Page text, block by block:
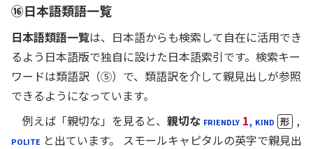
⑯日本語類語一覧
日本語類語一覧は、日本語からも検索して自在に活用でき
るよう日本語版で独自に設けた日本語索引です。検索キー
ワードは類語訳（⑤）で、類語訳を介して親見出しが参照
できるようになっています。
例えば「親切な」を見ると、 親切な FRIENDLY 1, KIND 形 ,
POLITE と出ています。 スモールキャピタルの英字で親見出